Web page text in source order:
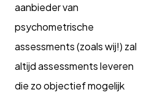
aanbieder van
psychometrische
assessments (zoals wij!) zal
altijd assessments leveren
die zo objectief mogelijk